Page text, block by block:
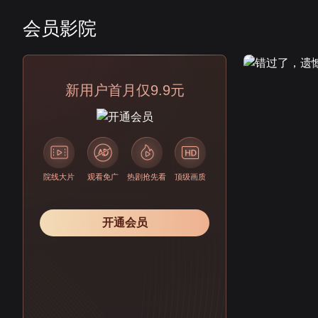
会员影院
新用户首月仅9.9元
院线大片 观看免广 热剧抢先看 顶级画质
开通会员
会员